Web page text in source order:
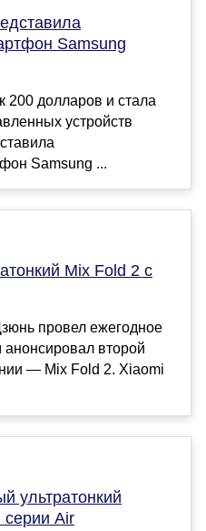
Samsung
200 долларов и стала
устройств
Samsung ...
Mix Fold 2 с
провел ежегодное
второй
— Mix Fold 2. Xiaomi
ультратонкий
Air